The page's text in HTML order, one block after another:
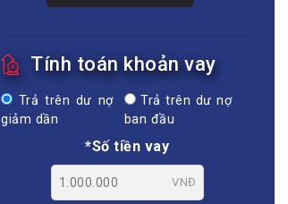
Tính toán khoản vay
Trả trên dư nợ
giảm dần
Trả trên dư nợ
ban đầu
*Số tiền vay
VNĐ